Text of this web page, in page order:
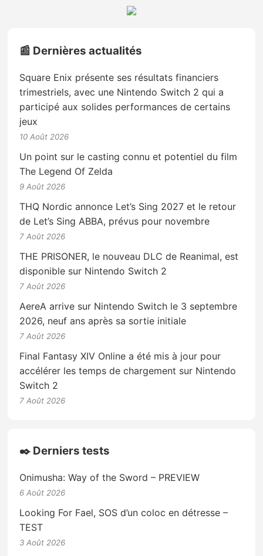
📰 Dernières actualités
Square Enix présente ses résultats financiers
trimestriels, avec une Nintendo Switch 2 qui a
participé aux solides performances de certains
jeux
10 Août 2026
Un point sur le casting connu et potentiel du film
The Legend Of Zelda
9 Août 2026
THQ Nordic annonce Let’s Sing 2027 et le retour
de Let’s Sing ABBA, prévus pour novembre
7 Août 2026
THE PRISONER, le nouveau DLC de Reanimal, est
disponible sur Nintendo Switch 2
7 Août 2026
AereA arrive sur Nintendo Switch le 3 septembre
2026, neuf ans après sa sortie initiale
7 Août 2026
Final Fantasy XIV Online a été mis à jour pour
accélérer les temps de chargement sur Nintendo
Switch 2
7 Août 2026
✒️ Derniers tests
Onimusha: Way of the Sword – PREVIEW
6 Août 2026
Looking For Fael, SOS d’un coloc en détresse –
TEST
3 Août 2026